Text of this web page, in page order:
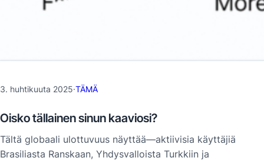
3. huhtikuuta 2025·TÄMÄ
Oisko tällainen sinun kaaviosi?
Tältä globaali ulottuvuus näyttää—aktiivisia käyttäjiä
Brasiliasta Ranskaan, Yhdysvalloista Turkkiin ja